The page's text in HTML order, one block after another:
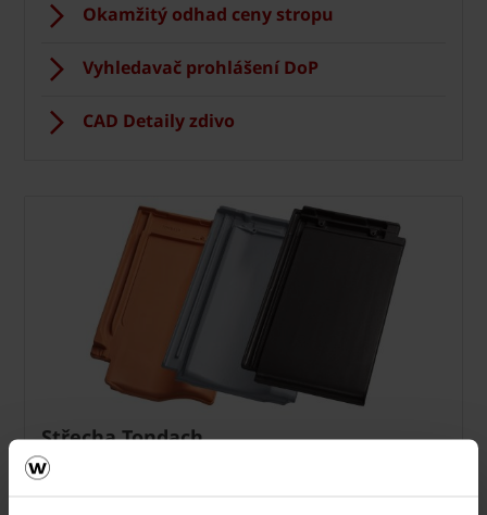
Okamžitý odhad ceny stropu
Vyhledavač prohlášení DoP
CAD Detaily zdivo
Střecha Tondach